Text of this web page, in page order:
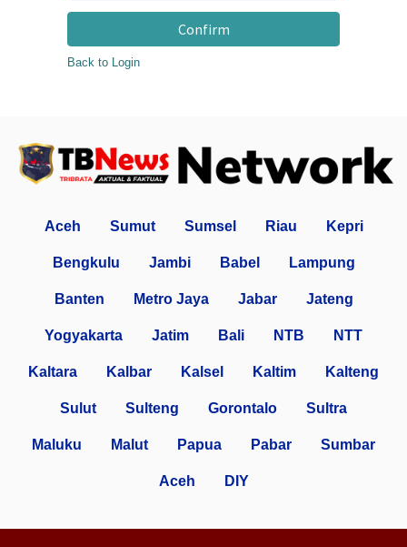
Confirm
Back to Login
Aceh Sumut Sumsel Riau Kepri
Bengkulu Jambi Babel Lampung
Banten Metro Jaya Jabar Jateng
Yogyakarta Jatim Bali NTB NTT
Kaltara Kalbar Kalsel Kaltim Kalteng
Sulut Sulteng Gorontalo Sultra
Maluku Malut Papua Pabar Sumbar
Aceh DIY